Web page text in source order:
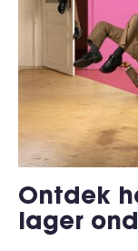
Ontdek
lager